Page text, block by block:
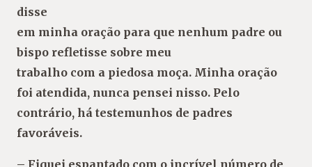
disse
em minha oração para que nenhum padre ou
bispo refletisse sobre meu
trabalho com a piedosa moça. Minha oração
foi atendida, nunca pensei nisso. Pelo
contrário, há testemunhos de padres
favoráveis.